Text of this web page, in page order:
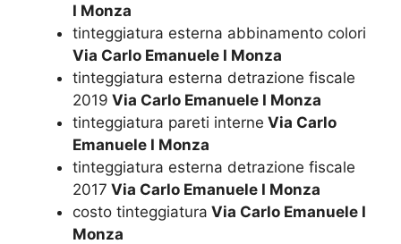
I Monza
tinteggiatura esterna abbinamento colori
Via Carlo Emanuele I Monza
tinteggiatura esterna detrazione fiscale
2019 Via Carlo Emanuele I Monza
tinteggiatura pareti interne Via Carlo
Emanuele I Monza
tinteggiatura esterna detrazione fiscale
2017 Via Carlo Emanuele I Monza
costo tinteggiatura Via Carlo Emanuele I
Monza